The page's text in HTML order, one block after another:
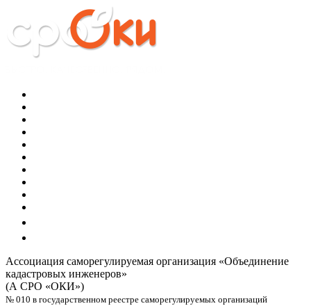
Ассоциация саморегулируемая организация «Объединение
кадастровых инженеров»
(А СРО «ОКИ»)
№ 010 в государственном реестре саморегулируемых организаций